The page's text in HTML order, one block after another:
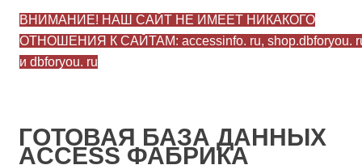
ВНИМАНИЕ! НАШ САЙТ НЕ ИМЕЕТ НИКАКОГО
ОТНОШЕНИЯ К САЙТАМ: accessinfo. ru, shop.dbforyou.
и dbforyou. ru
ГОТОВАЯ БАЗА ДАННЫХ
ACCESS ФАБРИКА